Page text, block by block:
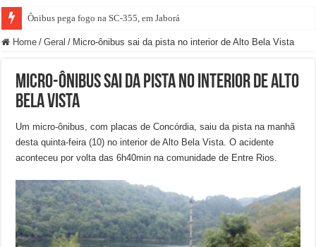
Ônibus pega fogo na SC-355, em Jaborá
Home / Geral / Micro-ônibus sai da pista no interior de Alto Bela Vista
Micro-ônibus sai da pista no interior de Alto
Bela Vista
Um micro-ônibus, com placas de Concórdia, saiu da pista na manhã
desta quinta-feira (10) no interior de Alto Bela Vista. O acidente
aconteceu por volta das 6h40min na comunidade de Entre Rios.